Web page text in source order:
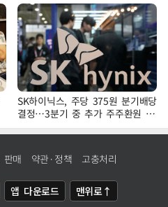
SK하이닉스, 주당 375원 분기배당
결정…3분기 중 추가 주주환원 발
표
판매 약관·정책 고충처리
앱 다운로드 맨위로↑